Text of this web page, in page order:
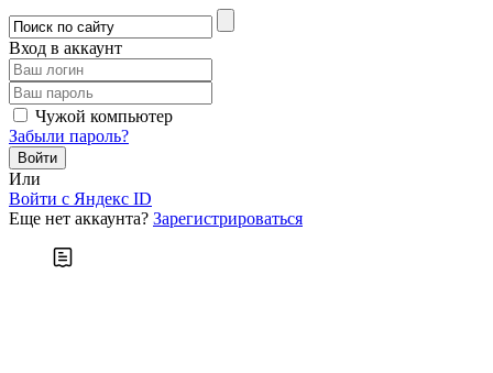
Вход в аккаунт
Чужой компьютер
Забыли пароль?
Или
Войти c Яндекс ID
Еще нет аккаунта? Зарегистрироваться